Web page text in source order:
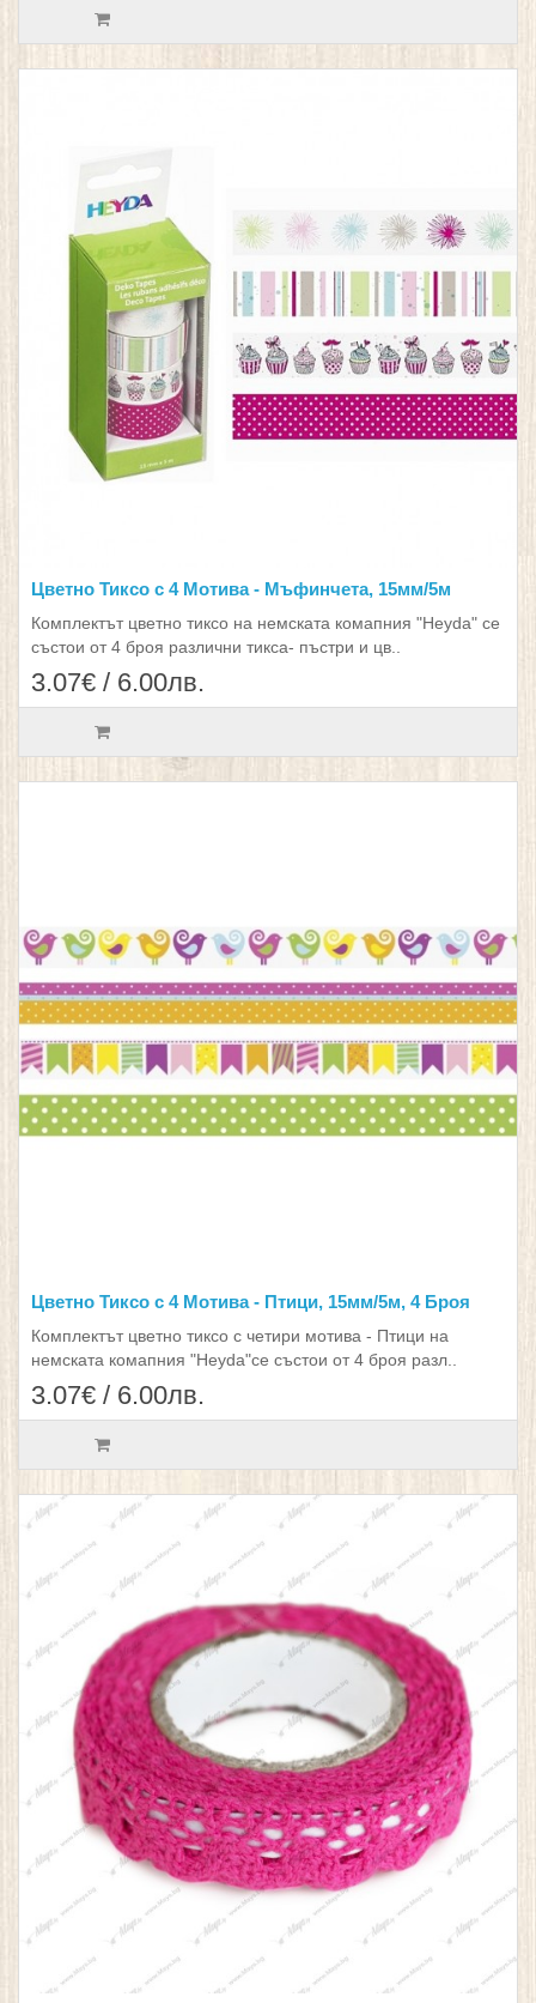
Цветно Тиксо с 4 Мотива - Мъфинчета, 15мм/5м
Комплектът цветно тиксо на немската комапния "Heyda" се
състои от 4 броя различни тикса- пъстри и цв..
3.07€ / 6.00лв.
Цветно Тиксо с 4 Мотива - Птици, 15мм/5м, 4 Броя
Комплектът цветно тиксо с четири мотива - Птици на
немската комапния "Heyda"се състои от 4 броя разл..
3.07€ / 6.00лв.